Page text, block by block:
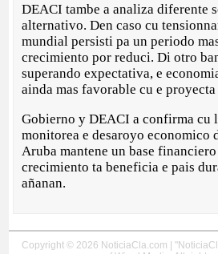
DEACI tambe a analiza diferente
alternativo. Den caso cu
mundial persisti pa un periodo
crecimiento por reduci. Di otro
superando expectativa, e
ainda mas favorable cu e
Gobierno y DEACI a confirma cu
monitorea e desaroyo economico
Aruba mantene un base
crecimiento ta beneficia e pais
añanan.
Copyright © 2026 NoticiaCla.com |